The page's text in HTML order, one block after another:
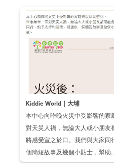
Kiddie World｜大埔
本中心向昨晚火災中受影響的
對天災人禍，無論大人或小朋
將感受宣之於口。我們與大家
個簡短故事及幾個小貼士，幫助